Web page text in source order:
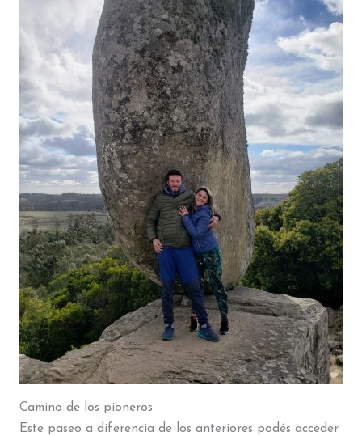
Camino de los pioneros
Este paseo a diferencia de los anteriores podés acceder